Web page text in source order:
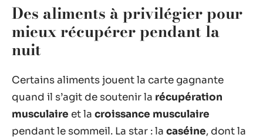
Des aliments à privilégier pour
mieux récupérer pendant la
nuit
Certains aliments jouent la carte gagnante
quand il s’agit de soutenir la récupération
musculaire et la croissance musculaire
pendant le sommeil. La star : la caséine, dont la